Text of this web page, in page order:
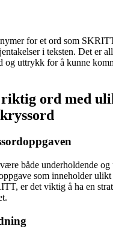
for et ord som
i teksten. Det er
og uttrykk for å kunne
ord med
både underholdende
som inneholder
er det viktig å ha en